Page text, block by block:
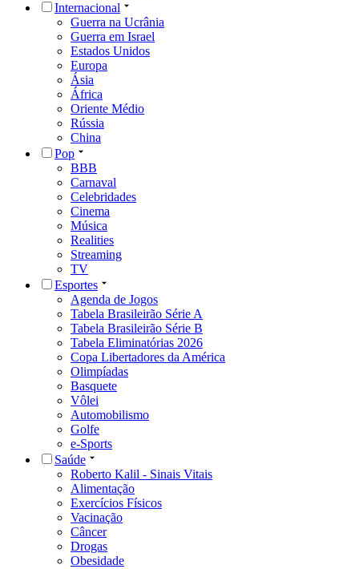
Internacional
Guerra na Ucrânia
Guerra em Israel
Estados Unidos
Europa
Ásia
África
Oriente Médio
Rússia
China
Pop
BBB
Carnaval
Celebridades
Cinema
Música
Realities
Streaming
TV
Esportes
Agenda de Jogos
Tabela Brasileirão Série A
Tabela Brasileirão Série B
Tabela Eliminatórias 2026
Copa Libertadores da América
Olimpíadas
Basquete
Vôlei
Automobilismo
Golfe
e-Sports
Saúde
Roberto Kalil - Sinais Vitais
Alimentação
Exercícios Físicos
Vacinação
Câncer
Drogas
Obesidade